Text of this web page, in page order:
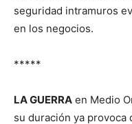
seguridad intramuros
en los negocios.
*****
LA GUERRA en Medio
su duración ya